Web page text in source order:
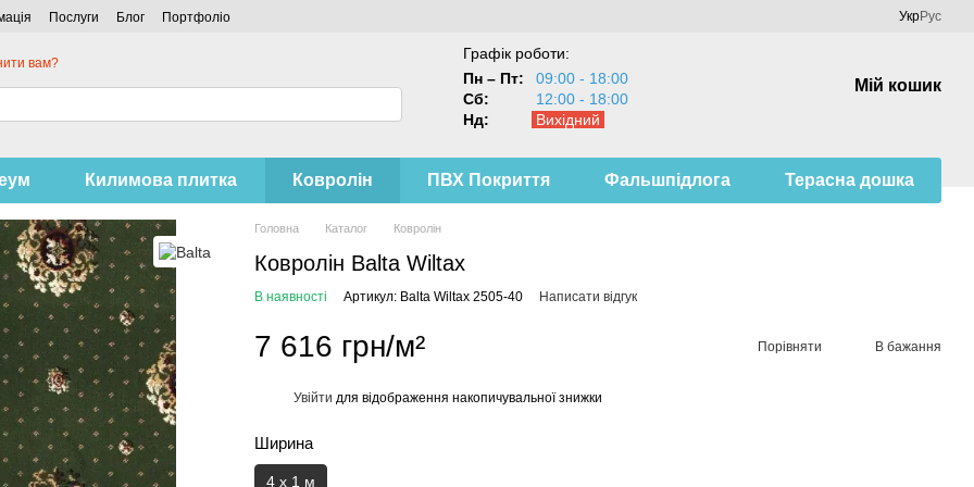
Послуги Блог Портфоліо УкрРус
вам?
Графік роботи:
Пн – Пт:
09:00 - 18:00
Сб:
12:00 - 18:00
Нд:
Вихідний
Мій кошик
Килимова плитка Ковролін ПВХ Покриття Фальшпідлога Терасна дошка
Головна Каталог Ковролін
Ковролін Balta Wiltax
В наявності Артикул: Balta Wiltax 2505-40 Написати відгук
7 616 грн/м² Порівняти В бажання
Увійти для відображення накопичувальної знижки
Ширина
4 х 1 м